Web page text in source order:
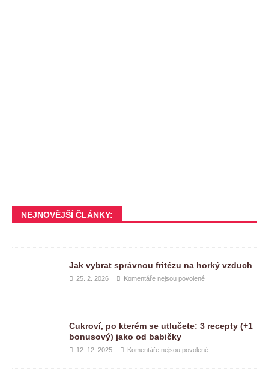
NEJNOVĚJŠÍ ČLÁNKY:
Jak vybrat správnou fritézu na horký vzduch
25. 2. 2026 Komentáře nejsou povolené
Cukroví, po kterém se utlučete: 3 recepty (+1
bonusový) jako od babičky
12. 12. 2025 Komentáře nejsou povolené